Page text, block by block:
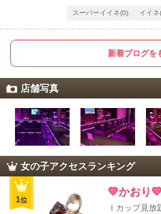
スーパーイイネ(0) イイネ
新着ブログを
店舗写真
女の子アクセスランキング
1位
💛かおり💛
Ｉカップ見